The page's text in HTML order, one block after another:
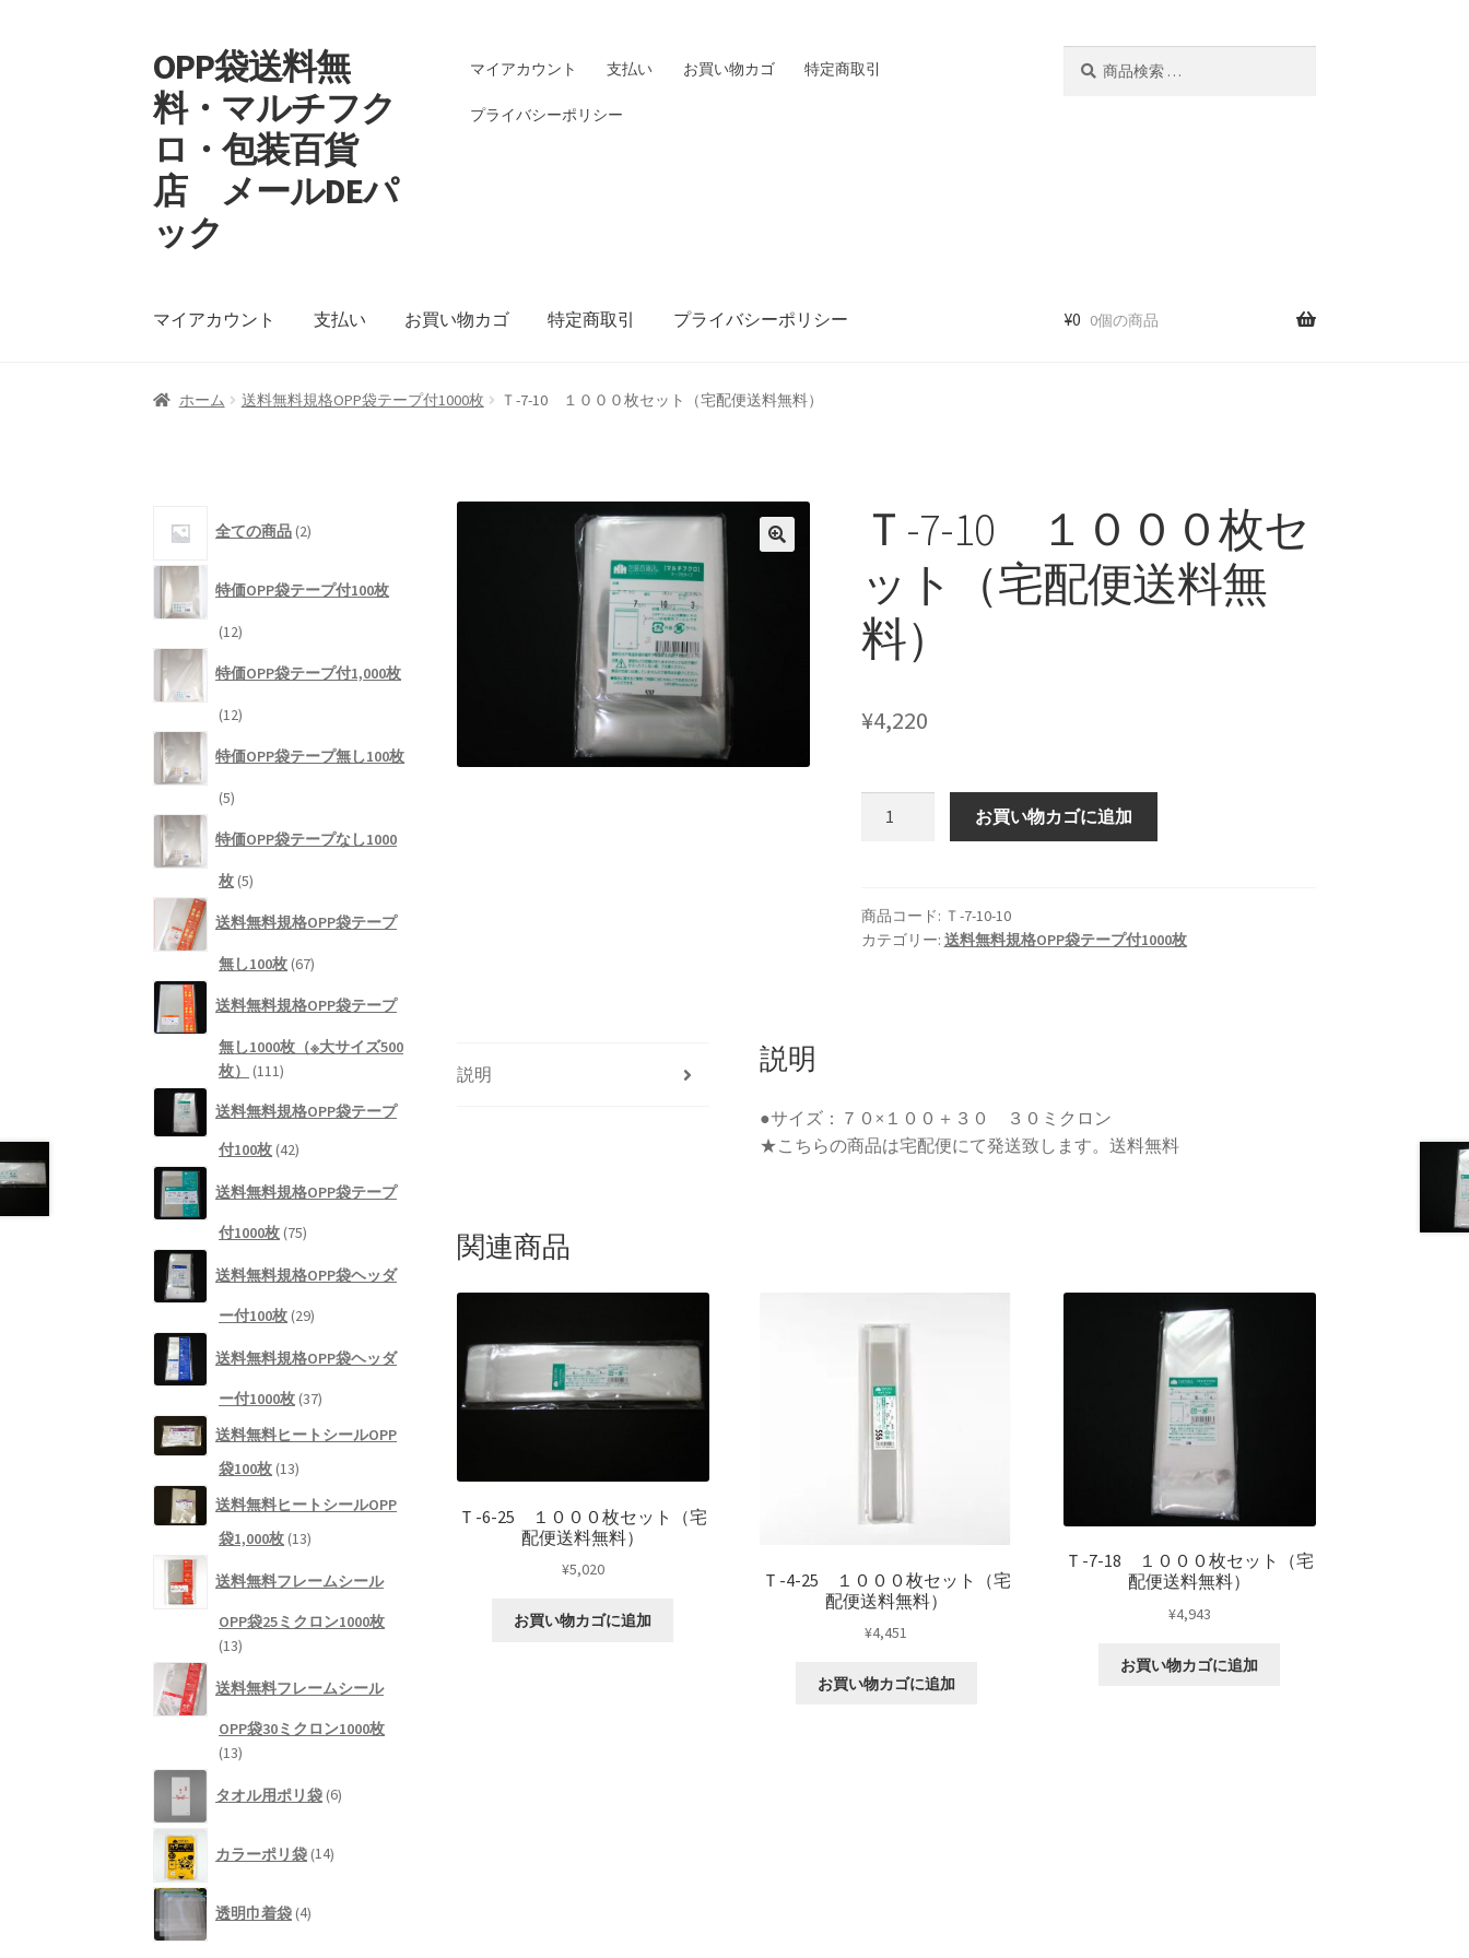
ナ
ビ
ゲ
ー
シ
ョ
ン
へ
ッ
コ
ン
テ
ン
ツ
へ
ス
キ
OPP袋送料無
料・マルチフク
ロ・包装百貨
店 メールDEパ
ック
マイアカウント 支払い お買い物カゴ 特定商取引
プライバシーポリシー
マイアカウント 支払い お買い物カゴ 特定商取引 プライバシーポリシー ¥0 0個の商品
ホーム 送料無料規格OPP袋テープ付1000枚 Ｔ-7-10 １０００枚セット（宅配便送料無料）
Ｔ-7-10 １０００枚セ
ット（宅配便送料無
料）
¥4,220
０
０
便
送
お買い物カゴに追加
商品コード: Ｔ-7-10-10
カテゴリー: 送料無料規格OPP袋テープ付1000枚
説明 説明
●サイズ：７０×１００＋３０ ３０ミクロン
★こちらの商品は宅配便にて発送致します。送料無料
関連商品
Ｔ-6-25 １０００枚セット（宅
配便送料無料）
¥5,020
お買い物カゴに追加
Ｔ-4-25 １０００枚セット（宅
配便送料無料）
¥4,451
お買い物カゴに追加
Ｔ-7-18 １０００枚セット（宅
配便送料無料）
¥4,943
お買い物カゴに追加
全ての商品 2個
商
特価OPP袋テープ付100枚
1212
の
品
特価OPP袋テープ付1,000枚
1212
の
特価OPP袋テープ無し100枚
55
の
品
特価OPP袋テープなし1000
枚 55
の
品
送料無料規格OPP袋テープ
無し100枚 6767
の
品
送料無料規格OPP袋テープ
無し1000枚（※大サイズ500
枚）
111111
の
商
送料無料規格OPP袋テープ
付100枚 4242
の
品
送料無料規格OPP袋テープ
付1000枚 7575
の
品
送料無料規格OPP袋ヘッダ
ー付100枚 2929
の
品
送料無料規格OPP袋ヘッダ
ー付1000枚 3737
の
送料無料ヒートシールOPP
袋100枚 1313
の
商
送料無料ヒートシールOPP
袋1,000枚 1313
の
品
送料無料フレームシール
OPP袋25ミクロン1000枚
1313
の
商
品
送料無料フレームシール
OPP袋30ミクロン1000枚
1313
の
品
タオル用ポリ袋 6個
カラーポリ袋 14個
透明巾着袋 4個